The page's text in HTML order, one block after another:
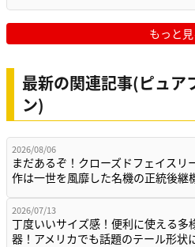
もっと見
最新の関連記事(ピュア
ン)
2026/08/06
まだあるぞ！クローズドフェイスリ
作は一世を風靡した名機の正統後
2026/07/13
丁度いいサイズ感！便利に使える多
器！アメリカでも話題のテール形状